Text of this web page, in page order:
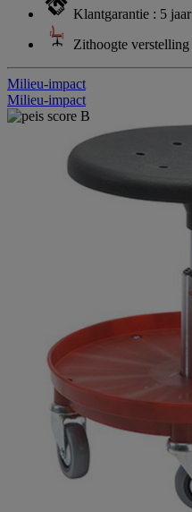
Klantgarantie : 5 jaar
Zithoogte verstelling
Milieu-impact
Milieu-impact